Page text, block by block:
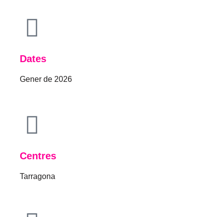
Dates
Gener de 2026
Centres
Tarragona